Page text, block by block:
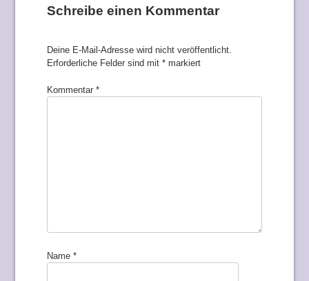
Schreibe einen Kommentar
Deine E-Mail-Adresse wird nicht veröffentlicht.
Erforderliche Felder sind mit* markiert
Kommentar*
Name*